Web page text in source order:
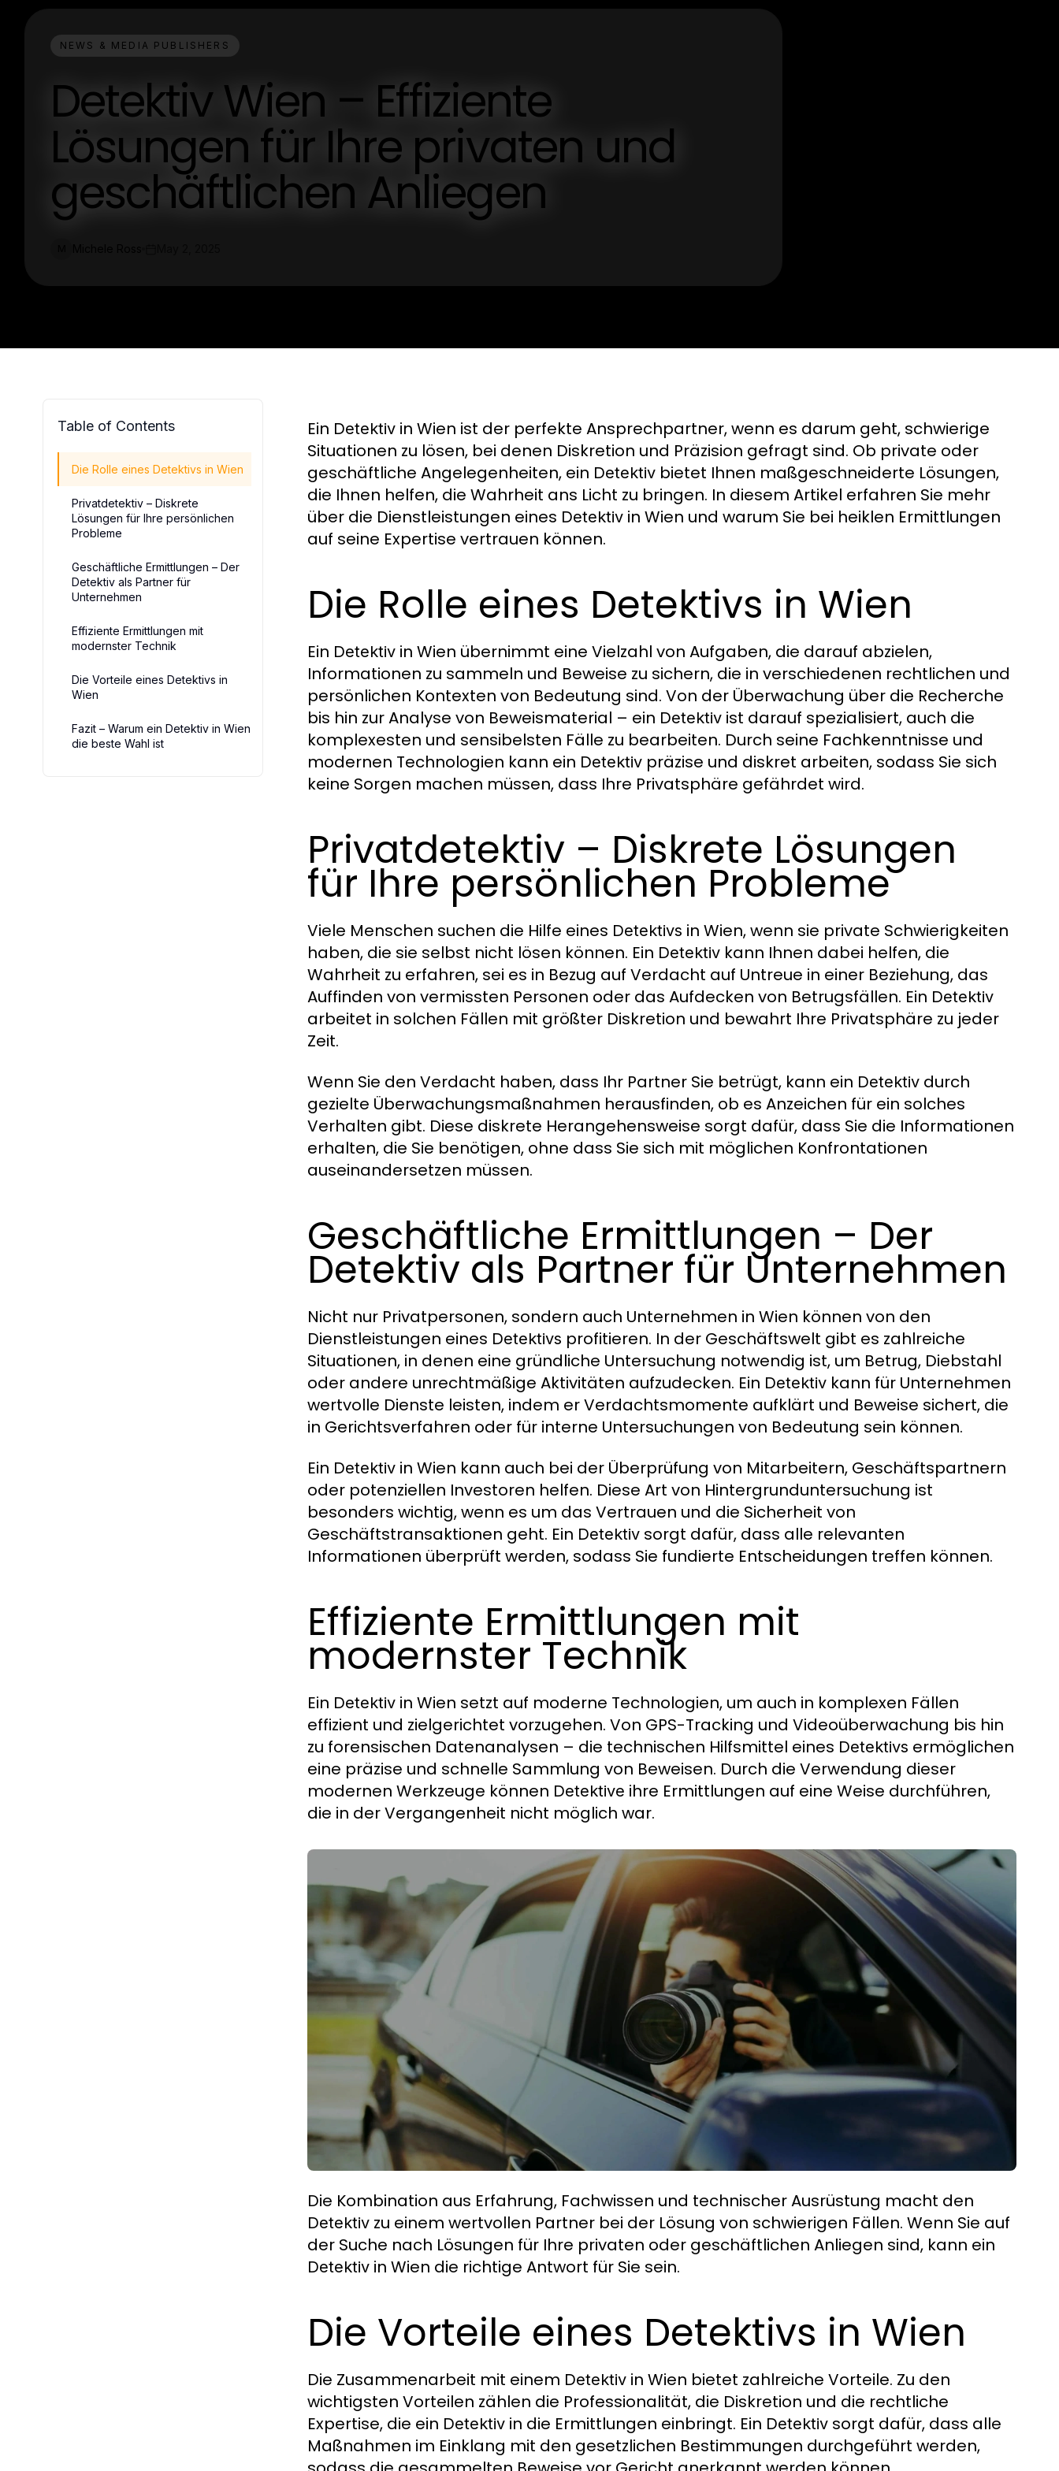
NEWS & MEDIA PUBLISHERS
Detektiv Wien – Effiziente
Lösungen für Ihre privaten und
geschäftlichen Anliegen
Table of Contents
Die Rolle eines Detektivs in Wien
Privatdetektiv – Diskrete
Lösungen für Ihre persönlichen
Probleme
Geschäftliche Ermittlungen – Der
Detektiv als Partner für
Unternehmen
Effiziente Ermittlungen mit
modernster Technik
Die Vorteile eines Detektivs in
Wien
Fazit – Warum ein Detektiv in Wien
die beste Wahl ist
Ein Detektiv in Wien ist der perfekte Ansprechpartner, wenn es darum geht, schwierige
Situationen zu lösen, bei denen Diskretion und Präzision gefragt sind. Ob private oder
geschäftliche Angelegenheiten, ein Detektiv bietet Ihnen maßgeschneiderte Lösungen,
die Ihnen helfen, die Wahrheit ans Licht zu bringen. In diesem Artikel erfahren Sie mehr
über die Dienstleistungen eines Detektiv in Wien und warum Sie bei heiklen Ermittlungen
auf seine Expertise vertrauen können.
Die Rolle eines Detektivs in Wien
Ein Detektiv in Wien übernimmt eine Vielzahl von Aufgaben, die darauf abzielen,
Informationen zu sammeln und Beweise zu sichern, die in verschiedenen rechtlichen und
persönlichen Kontexten von Bedeutung sind. Von der Überwachung über die Recherche
bis hin zur Analyse von Beweismaterial – ein Detektiv ist darauf spezialisiert, auch die
komplexesten und sensibelsten Fälle zu bearbeiten. Durch seine Fachkenntnisse und
modernen Technologien kann ein Detektiv präzise und diskret arbeiten, sodass Sie sich
keine Sorgen machen müssen, dass Ihre Privatsphäre gefährdet wird.
Privatdetektiv – Diskrete Lösungen
für Ihre persönlichen Probleme
Viele Menschen suchen die Hilfe eines Detektivs in Wien, wenn sie private Schwierigkeiten
haben, die sie selbst nicht lösen können. Ein Detektiv kann Ihnen dabei helfen, die
Wahrheit zu erfahren, sei es in Bezug auf Verdacht auf Untreue in einer Beziehung, das
Auffinden von vermissten Personen oder das Aufdecken von Betrugsfällen. Ein Detektiv
arbeitet in solchen Fällen mit größter Diskretion und bewahrt Ihre Privatsphäre zu jeder
Zeit.
Wenn Sie den Verdacht haben, dass Ihr Partner Sie betrügt, kann ein Detektiv durch
gezielte Überwachungsmaßnahmen herausfinden, ob es Anzeichen für ein solches
Verhalten gibt. Diese diskrete Herangehensweise sorgt dafür, dass Sie die Informationen
erhalten, die Sie benötigen, ohne dass Sie sich mit möglichen Konfrontationen
auseinandersetzen müssen.
Geschäftliche Ermittlungen – Der
Detektiv als Partner für Unternehmen
Nicht nur Privatpersonen, sondern auch Unternehmen in Wien können von den
Dienstleistungen eines Detektivs profitieren. In der Geschäftswelt gibt es zahlreiche
Situationen, in denen eine gründliche Untersuchung notwendig ist, um Betrug, Diebstahl
oder andere unrechtmäßige Aktivitäten aufzudecken. Ein Detektiv kann für Unternehmen
wertvolle Dienste leisten, indem er Verdachtsmomente aufklärt und Beweise sichert, die
in Gerichtsverfahren oder für interne Untersuchungen von Bedeutung sein können.
Ein Detektiv in Wien kann auch bei der Überprüfung von Mitarbeitern, Geschäftspartnern
oder potenziellen Investoren helfen. Diese Art von Hintergrunduntersuchung ist
besonders wichtig, wenn es um das Vertrauen und die Sicherheit von
Geschäftstransaktionen geht. Ein Detektiv sorgt dafür, dass alle relevanten
Informationen überprüft werden, sodass Sie fundierte Entscheidungen treffen können.
Effiziente Ermittlungen mit
modernster Technik
Ein Detektiv in Wien setzt auf moderne Technologien, um auch in komplexen Fällen
effizient und zielgerichtet vorzugehen. Von GPS-Tracking und Videoüberwachung bis hin
zu forensischen Datenanalysen – die technischen Hilfsmittel eines Detektivs ermöglichen
eine präzise und schnelle Sammlung von Beweisen. Durch die Verwendung dieser
modernen Werkzeuge können Detektive ihre Ermittlungen auf eine Weise durchführen,
die in der Vergangenheit nicht möglich war.
Die Kombination aus Erfahrung, Fachwissen und technischer Ausrüstung macht den
Detektiv zu einem wertvollen Partner bei der Lösung von schwierigen Fällen. Wenn Sie auf
der Suche nach Lösungen für Ihre privaten oder geschäftlichen Anliegen sind, kann ein
Detektiv in Wien die richtige Antwort für Sie sein.
Die Vorteile eines Detektivs in Wien
Die Zusammenarbeit mit einem Detektiv in Wien bietet zahlreiche Vorteile. Zu den
wichtigsten Vorteilen zählen die Professionalität, die Diskretion und die rechtliche
Expertise, die ein Detektiv in die Ermittlungen einbringt. Ein Detektiv sorgt dafür, dass alle
Maßnahmen im Einklang mit den gesetzlichen Bestimmungen durchgeführt werden,